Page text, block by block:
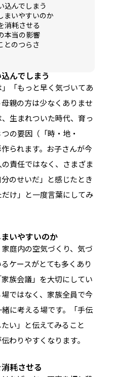
込んでしまう
まいやすいのか
消耗させる
本当の影響
とのつらさ
んでしまう
」「もっと早く気づいてあ
親の方は少なくありませ
生まれついた時代、育っ
の要因（「時・地・
られます。お子さんが今
責任ではなく、さまざま
のせいだ」と感じたとき
け」と一度言葉にしてみ
いやすいのか
庭内の空気づくり、気づ
ケースがとても多くあり
族会議」を大切にしてい
ではなく、家族全員で今
に考える場です。「手伝
い」と伝えてみること
わりやすくなります。
耗させる